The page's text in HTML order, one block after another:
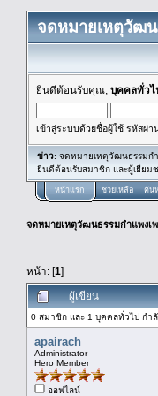
จดหมายเหตุวัฒ
ยินดีต้อนรับคุณ, บุคคลทั่วไ
เข้าสู่ระบบด้วยชื่อผู้ใช้ รหัสผ่า
ข่าว: จดหมายเหตุวัฒนธรรมก
ยินดีต้อนรับสมาชิก และผู้เยื่ยม
หน้าแรก ช่วยเหลือ ค้น
จดหมายเหตุวัฒนธรรมกำแพงเ
หน้า: [1]
ผู้เขียน
0 สมาชิก และ 1 บุคคลทั่วไป กำ
apairach
Administrator
Hero Member
ออฟไลน์